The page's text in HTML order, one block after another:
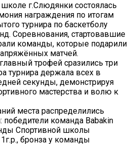
г.Слюдянки состоялась
награждения по итогам
турнира по баскетболу
Соревнования, стартовавшие
команды, которые подарили
матчей.
трофей сразились три
турнира держала всех в
секунды, демонстрируя
мастерства и волю к
места распределились
команда Babakin
Спортивной школы
бронза у команды